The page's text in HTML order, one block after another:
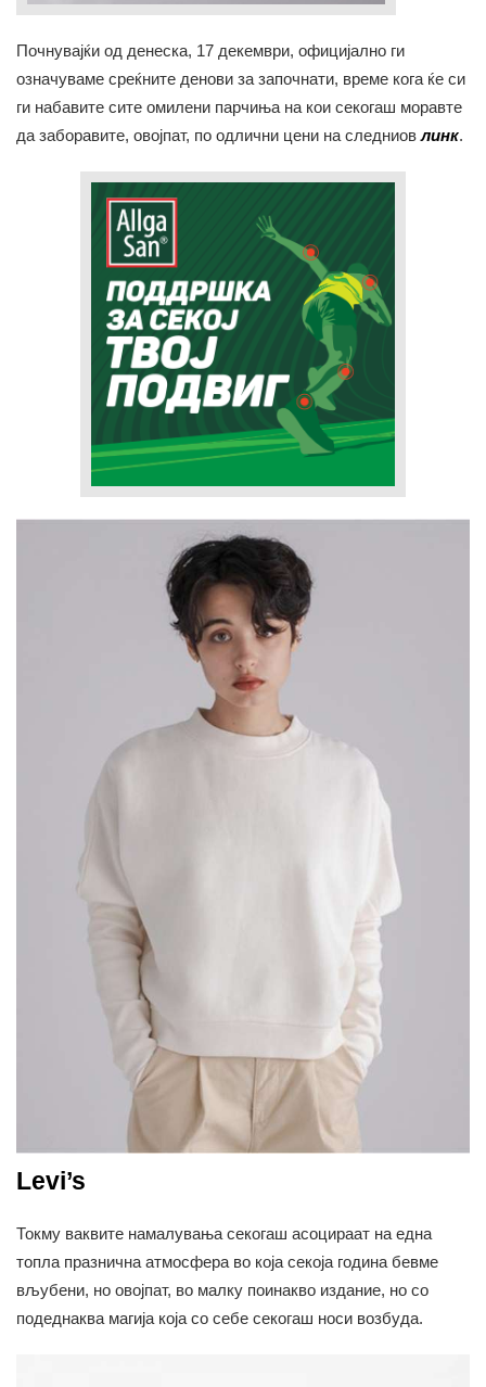
Почнувајќи од денеска, 17 декември, официјално ги
означуваме среќните денови за започнати, време кога ќе си
ги набавите сите омилени парчиња на кои секогаш моравте
да заборавите, овојпат, по одлични цени на следниовлинк.
Levi’s
Токму ваквите намалувања секогаш асоцираат на една
топла празнична атмосфера во која секоја година бевме
вљубени, но овојпат, во малку поинакво издание, но со
подеднаква магија која со себе секогаш носи возбуда.